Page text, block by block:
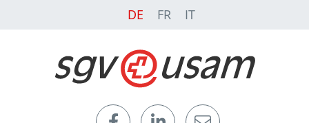
DE FR IT